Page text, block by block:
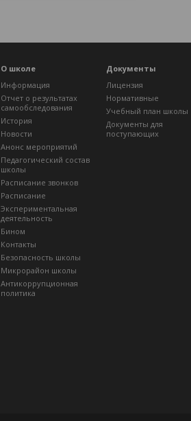
О школе
Информация
Отчет о результатах
самообследования
История
Новости
Анонс мероприятий
Педагогический состав
школы
Расписание звонков
Расписание
Экспериментальная
деятельность
Бином
Контакты
Безопасность школы
Микрорайон школы
Антикоррупционная
политика
Документы
Лицензия
Нормативные
Учебный план школы
Документы для
поступающих